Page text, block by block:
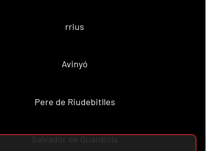
rrius
Avinyó
Pere de Riudebitlles
Salvador de Guardiola